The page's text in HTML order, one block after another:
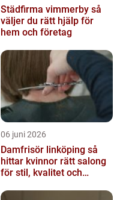
Städfirma vimmerby så
väljer du rätt hjälp för
hem och företag
06 juni 2026
Damfrisör linköping så
hittar kvinnor rätt salong
för stil, kvalitet och